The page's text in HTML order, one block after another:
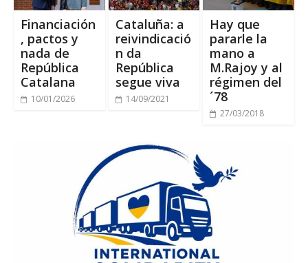
Financiación
, pactos y
nada de
República
Catalana
10/01/2026
Cataluña: a
reivindicació
n da
República
segue viva
14/09/2021
Hay que
pararle la
mano a
M.Rajoy y al
régimen del
´78
27/03/2018